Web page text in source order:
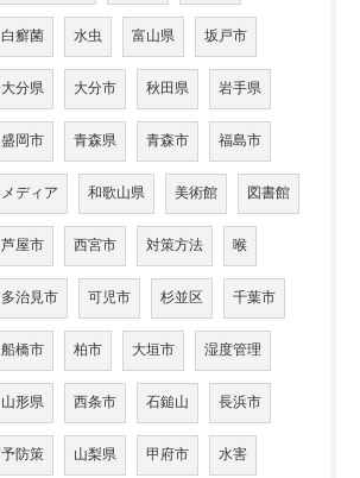
白癬菌 水虫 富山県 坂戸市
大分県 大分市 秋田県 岩手県
盛岡市 青森県 青森市 福島市
メディア 和歌山県 美術館 図書館
芦屋市 西宮市 対策方法 喉
多治見市 可児市 杉並区 千葉市
船橋市 柏市 大垣市 湿度管理
山形県 西条市 石鎚山 長浜市
予防策 山梨県 甲府市 水害